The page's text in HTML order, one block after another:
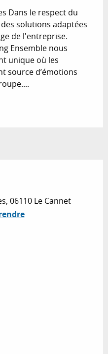
Dans le respect du
solutions adaptées
de l'entreprise.
Ensemble nous
unique où les
source d’émotions
06110 Le Cannet